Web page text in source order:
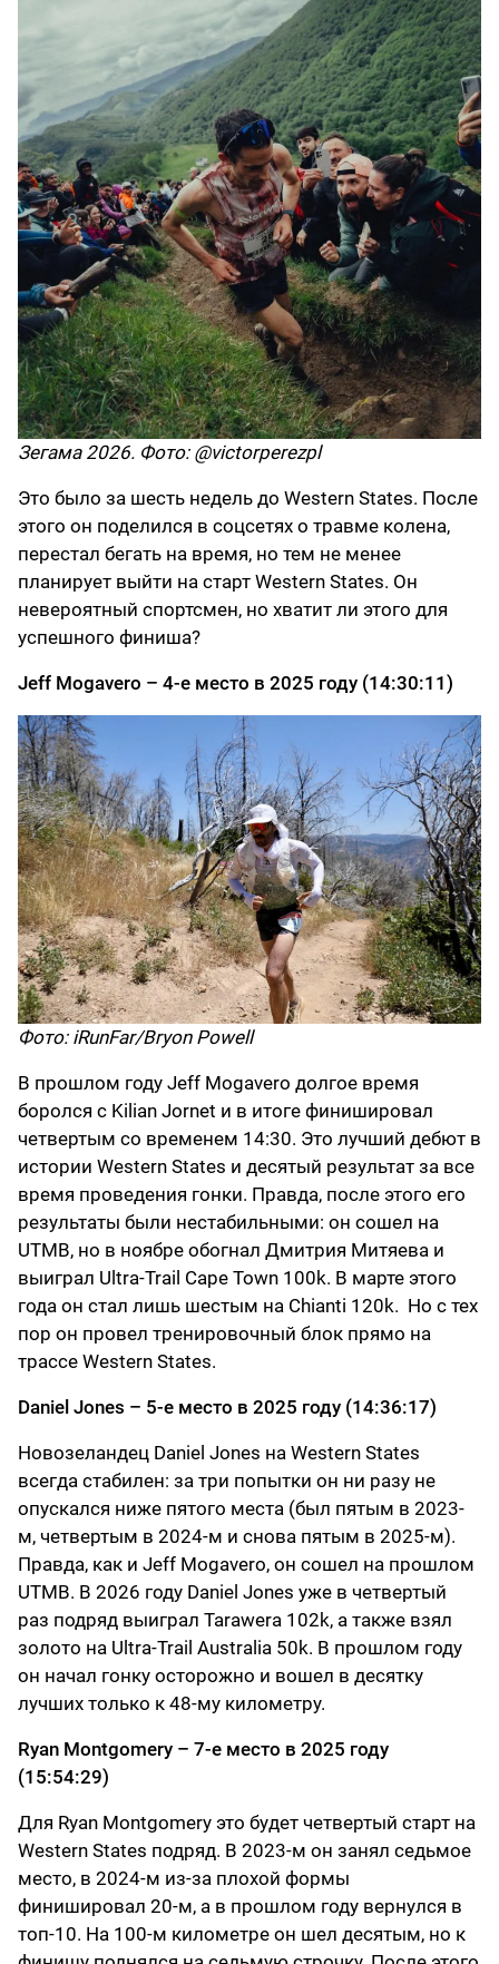
Зегама 2026. Фото: @victorperezpl
Это было за шесть недель до Western States. После
этого он поделился в соцсетях о травме колена,
перестал бегать на время, но тем не менее
планирует выйти на старт Western States. Он
невероятный спортсмен, но хватит ли этого для
успешного финиша?
Jeff Mogavero – 4-е место в 2025 году (14:30:11)
Фото: iRunFar/Bryon Powell
В прошлом году Jeff Mogavero долгое время
боролся с Kilian Jornet и в итоге финишировал
четвертым со временем 14:30. Это лучший дебют в
истории Western States и десятый результат за все
время проведения гонки. Правда, после этого его
результаты были нестабильными: он сошел на
UTMB, но в ноябре обогнал Дмитрия Митяева и
выиграл Ultra-Trail Cape Town 100k. В марте этого
года он стал лишь шестым на Chianti 120k. Но с тех
пор он провел тренировочный блок прямо на
трассе Western States.
Daniel Jones – 5-е место в 2025 году (14:36:17)
Новозеландец Daniel Jones на Western States
всегда стабилен: за три попытки он ни разу не
опускался ниже пятого места (был пятым в 2023-
м, четвертым в 2024-м и снова пятым в 2025-м).
Правда, как и Jeff Mogavero, он сошел на прошлом
UTMB. В 2026 году Daniel Jones уже в четвертый
раз подряд выиграл Tarawera 102k, а также взял
золото на Ultra-Trail Australia 50k. В прошлом году
он начал гонку осторожно и вошел в десятку
лучших только к 48-му километру.
Ryan Montgomery – 7-е место в 2025 году
(15:54:29)
Для Ryan Montgomery это будет четвертый старт на
Western States подряд. В 2023-м он занял седьмое
место, в 2024-м из-за плохой формы
финишировал 20-м, а в прошлом году вернулся в
топ-10. На 100-м километре он шел десятым, но к